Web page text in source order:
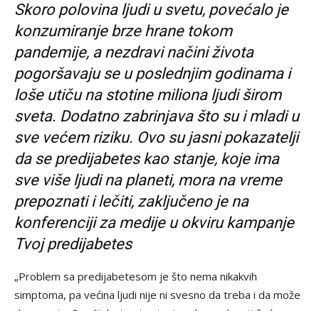
Skoro polovina ljudi u svetu, povećalo je
konzumiranje brze hrane tokom
pandemije, a nezdravi načini života
pogoršavaju se u poslednjim godinama i
loše utiču na stotine miliona ljudi širom
sveta. Dodatno zabrinjava što su i mladi u
sve većem riziku. Ovo su jasni pokazatelji
da se predijabetes kao stanje, koje ima
sve više ljudi na planeti, mora na vreme
prepoznati i lečiti, zaključeno je na
konferenciji za medije u okviru kampanje
Tvoj predijabetes
„Problem sa predijabetesom je što nema nikakvih
simptoma, pa većina ljudi nije ni svesno da treba i da može